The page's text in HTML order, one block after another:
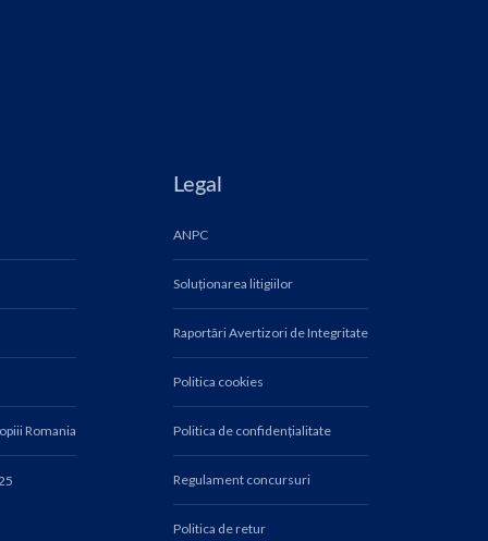
Romania
Legal
ANPC
Soluționarea litigiilor
Raportări Avertizori de Integritate
Politica cookies
Politica de confidențialitate
Regulament concursuri
Politica de retur